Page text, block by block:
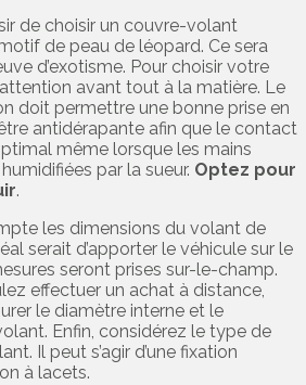
de choisir un couvre-volant
de peau de léopard. Ce sera
d’exotisme. Pour choisir votre
avant tout à la matière. Le
doit permettre une bonne prise en
antidérapante afin que le contact
même lorsque les mains
par la sueur. Optez pour
.
les dimensions du volant de
serait d’apporter le véhicule sur le
seront prises sur-le-champ.
effectuer un achat à distance,
le diamètre interne et le
Enfin, considérez le type de
Il peut s’agir d’une fixation
à lacets.